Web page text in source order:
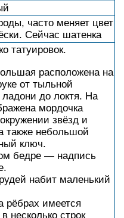
часто меняет цвет
Сейчас шатенка
татуировок.
расположена на
от тыльной
до локтя. На
мордочка
звёзд и
также небольшой
ключ.
бедре — надпись
набит маленький
рёбрах имеется
несколько строк